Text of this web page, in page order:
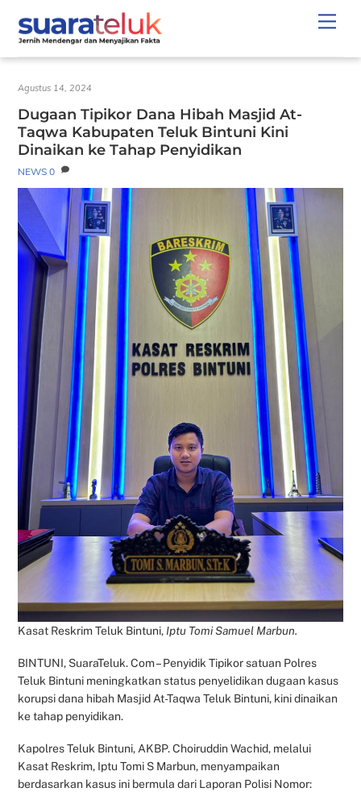
content
Agustus 14, 2024
Dugaan Tipikor Dana Hibah Masjid At-
Taqwa Kabupaten Teluk Bintuni Kini
Dinaikan ke Tahap Penyidikan
NEWS 0
Kasat Reskrim Teluk Bintuni, Iptu Tomi Samuel Marbun.
BINTUNI, SuaraTeluk. Com – Penyidik Tipikor satuan Polres
Teluk Bintuni meningkatkan status penyelidikan dugaan kasus
korupsi dana hibah Masjid At-Taqwa Teluk Bintuni, kini dinaikan
ke tahap penyidikan.
Kapolres Teluk Bintuni, AKBP. Choiruddin Wachid, melalui
Kasat Reskrim, Iptu Tomi S Marbun, menyampaikan
berdasarkan kasus ini bermula dari Laporan Polisi Nomor: